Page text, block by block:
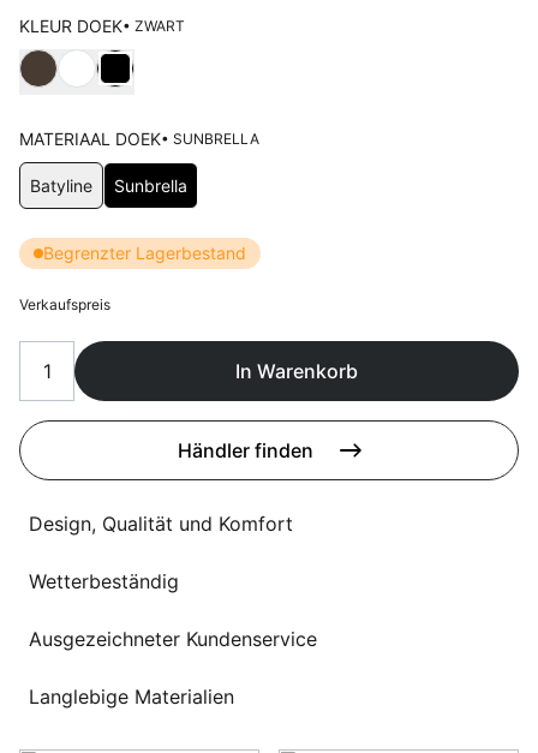
KLEUR DOEK• ZWART
Wählen Kleur doek
MATERIAAL DOEK• SUNBRELLA
Wählen Materiaal doek
Batyline Sunbrella
Begrenzter Lagerbestand
Verkaufspreis
In Warenkorb
Händler finden
Design, Qualität und Komfort
Wetterbeständig
Ausgezeichneter Kundenservice
Langlebige Materialien